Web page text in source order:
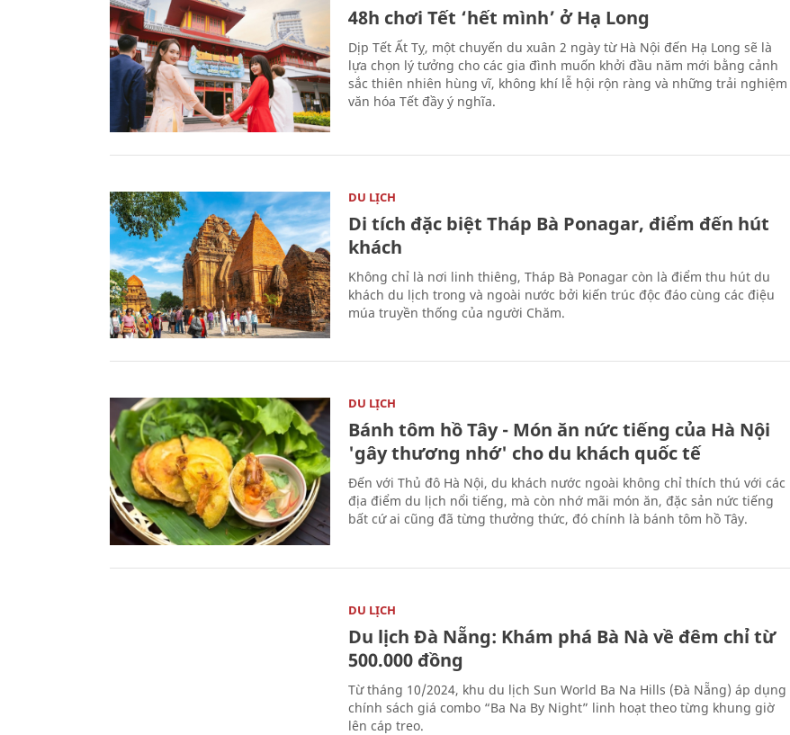
48h chơi Tết ‘hết mình’ ở Hạ Long
Dịp Tết Ất Tỵ, một chuyến du xuân 2 ngày từ Hà Nội đến Hạ Long sẽ là
lựa chọn lý tưởng cho các gia đình muốn khởi đầu năm mới bằng cảnh
sắc thiên nhiên hùng vĩ, không khí lễ hội rộn ràng và những trải nghiệm
văn hóa Tết đầy ý nghĩa.
DU LỊCH
Di tích đặc biệt Tháp Bà Ponagar, điểm đến hút
khách
Không chỉ là nơi linh thiêng, Tháp Bà Ponagar còn là điểm thu hút du
khách du lịch trong và ngoài nước bởi kiến trúc độc đáo cùng các điệu
múa truyền thống của người Chăm.
DU LỊCH
Bánh tôm hồ Tây - Món ăn nức tiếng của Hà Nội
'gây thương nhớ' cho du khách quốc tế
Đến với Thủ đô Hà Nội, du khách nước ngoài không chỉ thích thú với các
địa điểm du lịch nổi tiếng, mà còn nhớ mãi món ăn, đặc sản nức tiếng
bất cứ ai cũng đã từng thưởng thức, đó chính là bánh tôm hồ Tây.
DU LỊCH
Du lịch Đà Nẵng: Khám phá Bà Nà về đêm chỉ từ
500.000 đồng
Từ tháng 10/2024, khu du lịch Sun World Ba Na Hills (Đà Nẵng) áp dụng
chính sách giá combo “Ba Na By Night” linh hoạt theo từng khung giờ
lên cáp treo.